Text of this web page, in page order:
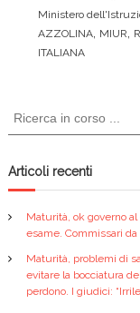
c
e
b
o
itt
er
Ministero
AZZOLINA, MIUR
ITALIANA
C
c
a
Articoli recenti
Maturità, ok governo
esame. Commissari da
Maturità, problemi di
evitare la bocciatura
perdono. I giudici: